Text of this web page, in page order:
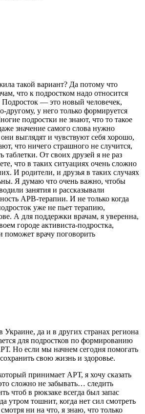
такой вариант? Да потому что
что к подростком надо относится
— это новый человечек,
другому, у него только формируется
подростки не знают, что то такое
значение самого слова нужно
выглядят и чувствуют себя хорошо,
что ничего страшного не случится,
таблетки. От своих друзей я не раз
что в таких ситуациях очень сложно
И родители, и друзья в таких случаях
Я думаю что очень важно, чтобы
занятия и рассказывали
АРВ-терапии. И не только когда
уже не пьет терапию,
А для поддержки врачам, я уверенна,
городе активиста-подростка,
поможет врачу поговорить
Украине, да и в других странах региона
для подростков по формированию
Но если мы начнем сегодня помогать
свою жизнь и здоровье.
принимает АРТ, я хочу сказать
сложно не забывать… следить
чтоб в рюкзаке всегда был запас
утром тошнит, когда нет сил смотреть
ни на что, я знаю, что только